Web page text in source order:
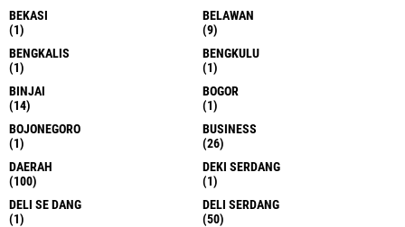
BEKASI
(1)
BELAWAN
(9)
BENGKALIS
(1)
BENGKULU
(1)
BINJAI
(14)
BOGOR
(1)
BOJONEGORO
(1)
BUSINESS
(26)
DAERAH
(100)
DEKI SERDANG
(1)
DELI SE DANG
(1)
DELI SERDANG
(50)